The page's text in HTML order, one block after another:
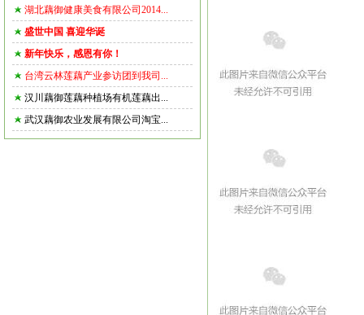
湖北藕御健康美食有限公司2014...
盛世中国 喜迎华诞
新年快乐，感恩有你！
台湾云林莲藕产业参访团到我司...
汉川藕御莲藕种植场有机莲藕出...
武汉藕御农业发展有限公司淘宝...